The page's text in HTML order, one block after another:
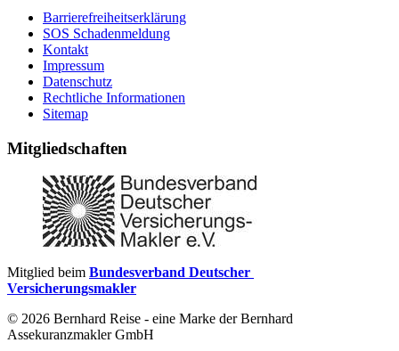
Barrierefreiheitserklärung
SOS Schadenmeldung
Kontakt
Impressum
Datenschutz
Rechtliche Informationen
Sitemap
Mitgliedschaften
Mitglied beim Bundesverband Deutscher
Versicherungsmakler
© 2026 Bernhard Reise - eine Marke der Bernhard
Assekuranzmakler GmbH